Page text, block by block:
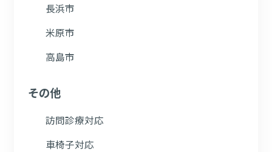
長浜市
米原市
高島市
その他
訪問診療対応
車椅子対応